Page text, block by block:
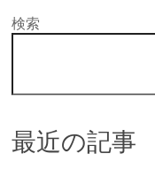
検索
最近の記事